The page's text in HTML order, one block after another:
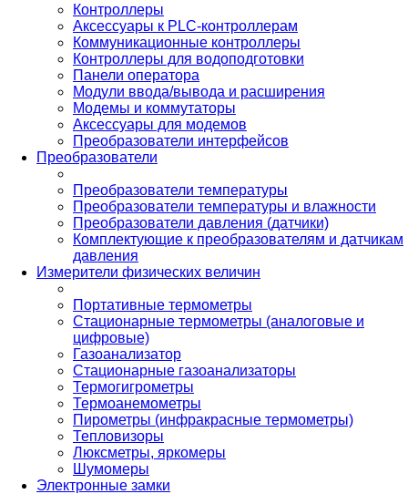
Контроллеры
Аксессуары к PLC-контроллерам
Коммуникационные контроллеры
Контроллеры для водоподготовки
Панели оператора
Модули ввода/вывода и расширения
Модемы и коммутаторы
Аксессуары для модемов
Преобразователи интерфейсов
Преобразователи
Преобразователи температуры
Преобразователи температуры и влажности
Преобразователи давления (датчики)
Комплектующие к преобразователям и датчикам
давления
Измерители физических величин
Портативные термометры
Стационарные термометры (аналоговые и
цифровые)
Газоанализатор
Стационарные газоанализаторы
Термогигрометры
Термоанемометры
Пирометры (инфракрасные термометры)
Тепловизоры
Люксметры, яркомеры
Шумомеры
Электронные замки